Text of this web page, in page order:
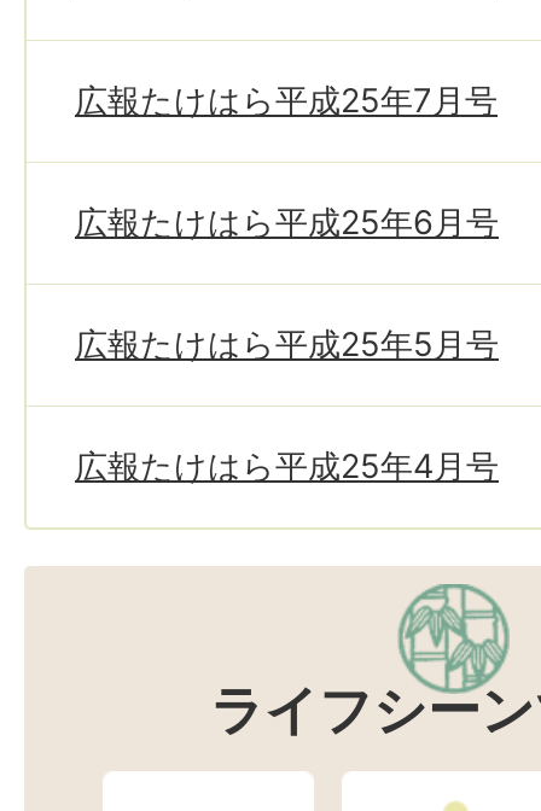
広報たけはら平成25年7月号
広報たけはら平成25年6月号
広報たけはら平成25年5月号
広報たけはら平成25年4月号
ライフシー